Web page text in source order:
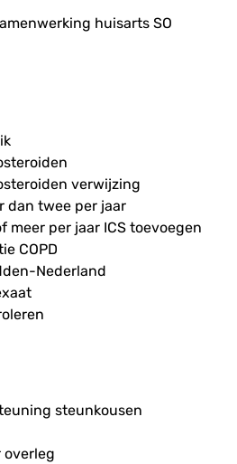
huisarts SO
verwijzing
dan twee per jaar
meer per jaar ICS toevoegen
COPD
Nederland
steunkousen
overleg